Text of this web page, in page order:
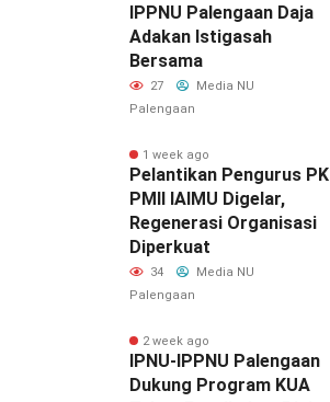
IPPNU Palengaan Daja
Adakan Istigasah
Bersama
27
Media NU
Palengaan
1 week ago
Pelantikan Pengurus PK
PMII IAIMU Digelar,
Regenerasi Organisasi
Diperkuat
34
Media NU
Palengaan
2 week ago
IPNU-IPPNU Palengaan
Dukung Program KUA